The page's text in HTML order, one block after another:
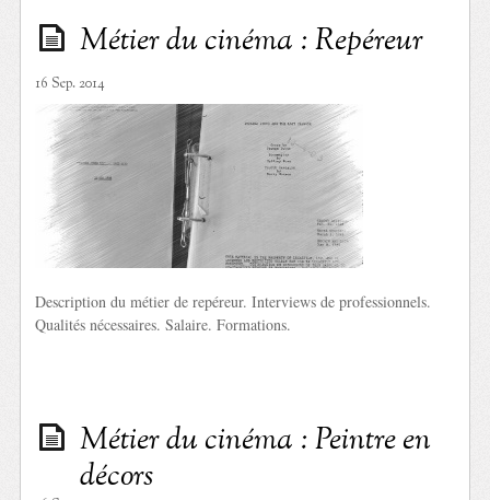
Métier du cinéma : Repéreur
16 Sep. 2014
Description du métier de repéreur. Interviews de professionnels.
Qualités nécessaires. Salaire. Formations.
Métier du cinéma : Peintre en
décors